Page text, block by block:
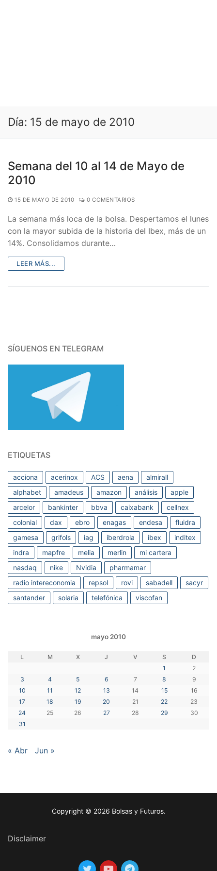
Día: 15 de mayo de 2010
Semana del 10 al 14 de Mayo de
2010
15 DE MAYO DE 2010 0 COMENTARIOS
La semana más loca de la bolsa. Despertamos el lunes
con la mayor subida de la historia del Ibex, más de un
14%. Consolidamos durante…
LEER MÁS...
SÍGUENOS EN TELEGRAM
ETIQUETAS
acciona acerinox ACS aena
almirall
alphabet
amadeus amazon análisis
apple
arcelor
bankinter bbva caixabank
cellnex
colonial
dax ebro enagas endesa
fluidra
gamesa
grifols iag iberdrola ibex
inditex
indra
mapfre melia merlin
mi cartera
nasdaq
nike Nvidia
pharmamar
radio intereconomia
repsol rovi sabadell
sacyr
santander
solaria telefónica viscofan
mayo 2010
L M X J V S
D
1
2
3
4 5 6 7 8
9
10
11 12 13 14 15
16
17
18 19 20 21 22
23
24
25 26 27 28 29
30
31
« Abr Jun »
Copyright © 2026 Bolsas y Futuros.
Disclaimer